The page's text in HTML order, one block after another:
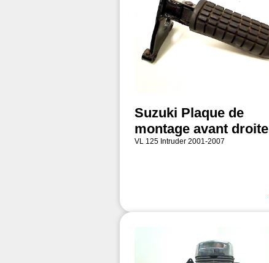
Suzuki Plaque de
montage avant droite
VL 125 Intruder 2001-2007